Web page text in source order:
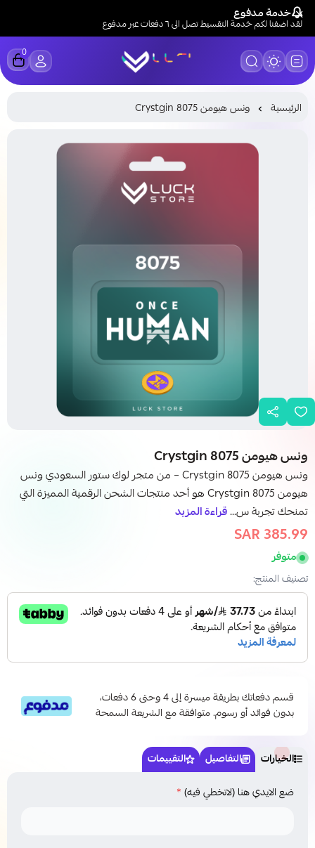
خدمة مدفوع
لقد اضفنا لكم خدمة التقسيط تصل الى ٦ دفعات عبر مدفوع
LUCK STORE
0
الرئيسية ونس هيومن Crystgin 8075
ونس هيومن Crystgin 8075
ونس هيومن Crystgin 8075 – من متجر لوك ستور السعودي ونس
هيومن Crystgin 8075 هو أحد منتجات الشحن الرقمية المميزة التي
تمنحك تجربة س...قراءة المزيد
385.99 SAR
متوفر
تصنيف المنتج:
قسم دفعاتك بطريقة ميسرة إلى 4 وحتى 6 دفعات،
بدون فوائد أو رسوم. متوافقة مع الشريعة السمحة
الخيارات التفاصيل التقييمات
ضع الايدي هنا (لاتخطي فيه) *